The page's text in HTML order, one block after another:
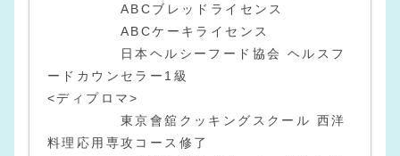
ABCブレッドライセンス
ABCケーキライセンス
日本ヘルシーフード協会 ヘルスフ
ードカウンセラー1級
<ディプロマ>
東京會舘クッキングスクール 西洋
料理応用専攻コース修了